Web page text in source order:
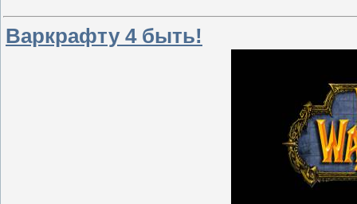
Варкрафту 4 быть!